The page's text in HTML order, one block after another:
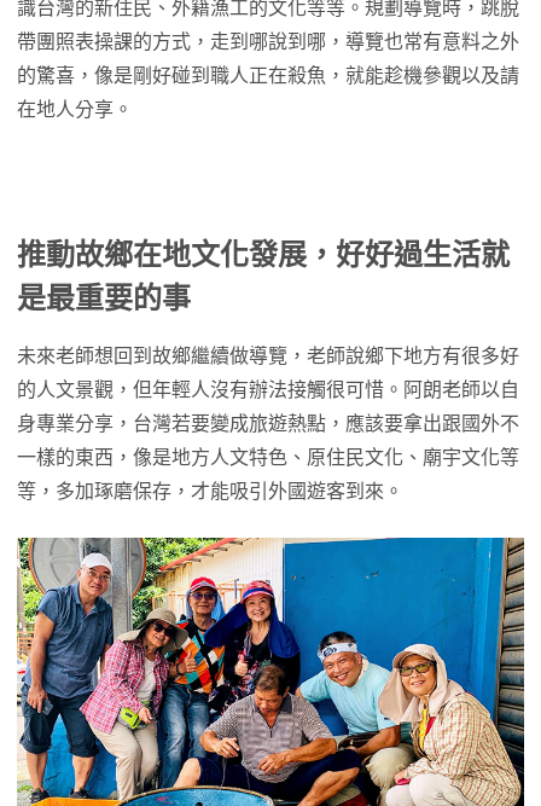
識台灣的新住民、外籍漁工的文化等等。規劃導覽時，跳脫
帶團照表操課的方式，走到哪說到哪，導覽也常有意料之外
的驚喜，像是剛好碰到職人正在殺魚，就能趁機參觀以及請
在地人分享。
推動故鄉在地文化發展，好好過生活就
是最重要的事
未來老師想回到故鄉繼續做導覽，老師說鄉下地方有很多好
的人文景觀，但年輕人沒有辦法接觸很可惜。阿朗老師以自
身專業分享，台灣若要變成旅遊熱點，應該要拿出跟國外不
一樣的東西，像是地方人文特色、原住民文化、廟宇文化等
等，多加琢磨保存，才能吸引外國遊客到來。